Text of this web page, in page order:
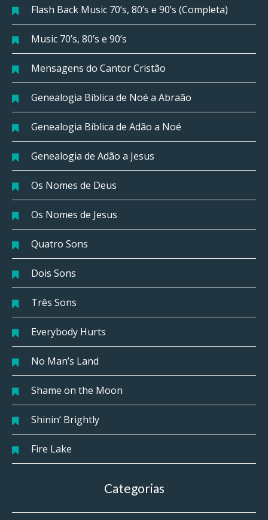
Flash Back Music 70’s, 80’s e 90’s (Completa)
Music 70’s, 80’s e 90’s
Mensagens do Cantor Cristão
Genealogia Bíblica de Noé a Abraão
Genealogia Bíblica de Adão a Noé
Genealogia de Adão a Jesus
Os Nomes de Deus
Os Nomes de Jesus
Quatro Sons
Dois Sons
Três Sons
Everybody Hurts
No Man’s Land
Shame on the Moon
Shinin’ Brightly
Fire Lake
Categorias